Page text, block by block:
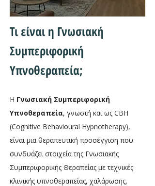
Τι είναι η Γνωσιακή
Συμπεριφορική
Υπνοθεραπεία;
Η Γνωσιακή Συμπεριφορική
Υπνοθεραπεία, γνωστή και ως CBH
(Cognitive Behavioural Hypnotherapy),
είναι μια θεραπευτική προσέγγιση που
συνδυάζει στοιχεία της Γνωσιακής
Συμπεριφορικής Θεραπείας με τεχνικές
κλινικής υπνοθεραπείας, χαλάρωσης,